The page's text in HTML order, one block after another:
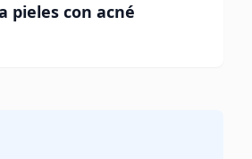
pieles con acné